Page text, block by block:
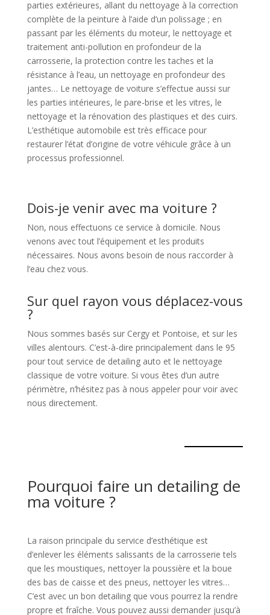
parties extérieures, allant du nettoyage à la correction
complète de la peinture à l’aide d’un polissage ; en
passant par les éléments du moteur, le nettoyage et
traitement anti-pollution en profondeur de la
carrosserie, la protection contre les taches et la
résistance à l’eau, un nettoyage en profondeur des
jantes… Le nettoyage de voiture s’effectue aussi sur
les parties intérieures, le pare-brise et les vitres, le
nettoyage et la rénovation des plastiques et des cuirs.
L’esthétique automobile est très efficace pour
restaurer l’état d’origine de votre véhicule grâce à un
processus professionnel.
Dois-je venir avec ma voiture ?
Non, nous effectuons ce service à domicile. Nous
venons avec tout l’équipement et les produits
nécessaires. Nous avons besoin de nous raccorder à
l’eau chez vous.
Sur quel rayon vous déplacez-vous
?
Nous sommes basés sur Cergy et Pontoise, et sur les
villes alentours. C’est-à-dire principalement dans le 95
pour tout service de detailing auto et le nettoyage
classique de votre voiture. Si vous êtes d’un autre
périmètre, n’hésitez pas à nous appeler pour voir avec
nous directement.
Pourquoi faire un detailing de
ma voiture ?
La raison principale du service d’esthétique est
d’enlever les éléments salissants de la carrosserie tels
que les moustiques, nettoyer la poussière et la boue
des bas de caisse et des pneus, nettoyer les vitres…
C’est avec un bon detailing que vous pourrez la rendre
propre et fraîche. Vous pouvez aussi demander jusqu’à